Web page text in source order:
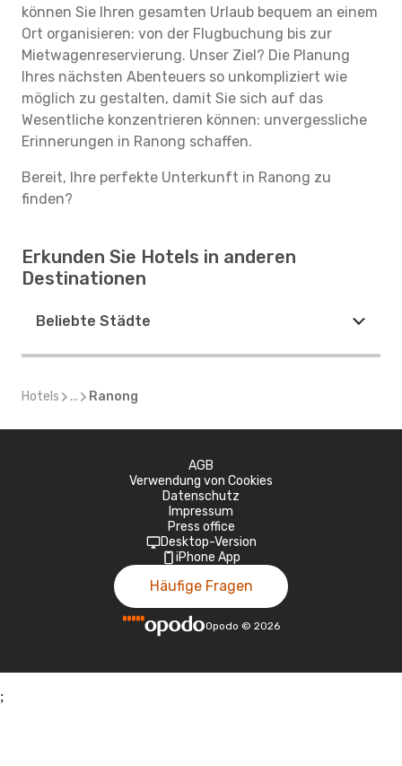
können Sie Ihren gesamten Urlaub bequem an einem
Ort organisieren: von der Flugbuchung bis zur
Mietwagenreservierung. Unser Ziel? Die Planung
Ihres nächsten Abenteuers so unkompliziert wie
möglich zu gestalten, damit Sie sich auf das
Wesentliche konzentrieren können: unvergessliche
Erinnerungen in Ranong schaffen.
Bereit, Ihre perfekte Unterkunft in Ranong zu
finden?
Erkunden Sie Hotels in anderen
Destinationen
Beliebte Städte
Hotels ... Ranong
AGB
Verwendung von Cookies
Datenschutz
Impressum
Press office
Desktop-Version
iPhone App
Häufige Fragen
Opodo © 2026
;